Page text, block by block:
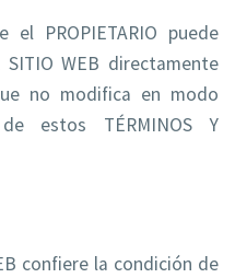
el PROPIETARIO puede
WEB directamente
no modifica en modo
estos TÉRMINOS Y
confiere la condición de